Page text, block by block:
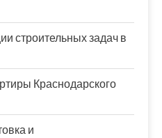
строительных задач в
Краснодарского
и